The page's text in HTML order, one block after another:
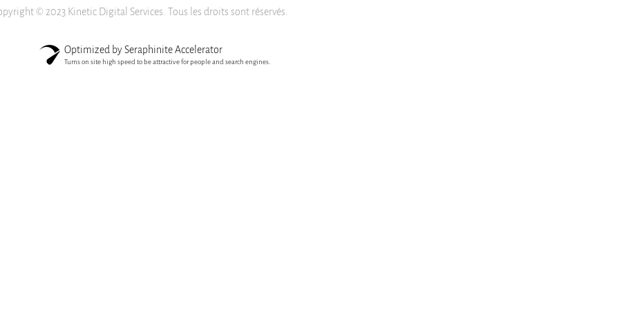
© 2023 Kinetic Digital Services. Tous les droits sont réservés.
Optimized by Seraphinite Accelerator
Turns on site high speed to be attractive for people and search engines.